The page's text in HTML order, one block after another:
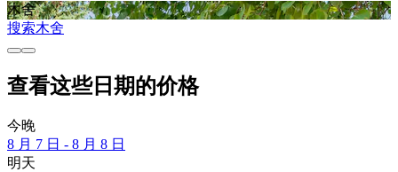
木舍
搜索木舍
查看这些日期的价格
今晚
8 月 7 日 - 8 月 8 日
明天